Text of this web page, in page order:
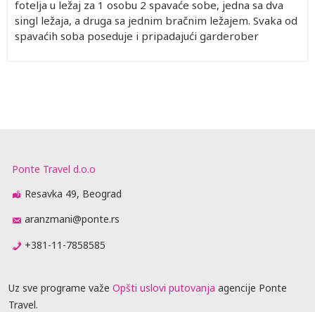
fotelja u ležaj za 1 osobu 2 spavaće sobe, jedna sa dva
singl ležaja, a druga sa jednim bračnim ležajem. Svaka od
spavaćih soba poseduje i pripadajući garderober
Ponte Travel d.o.o
Resavka 49, Beograd
aranzmani@ponte.rs
+381-11-7858585
Uz sve programe važe Opšti uslovi putovanja agencije Ponte
Travel.